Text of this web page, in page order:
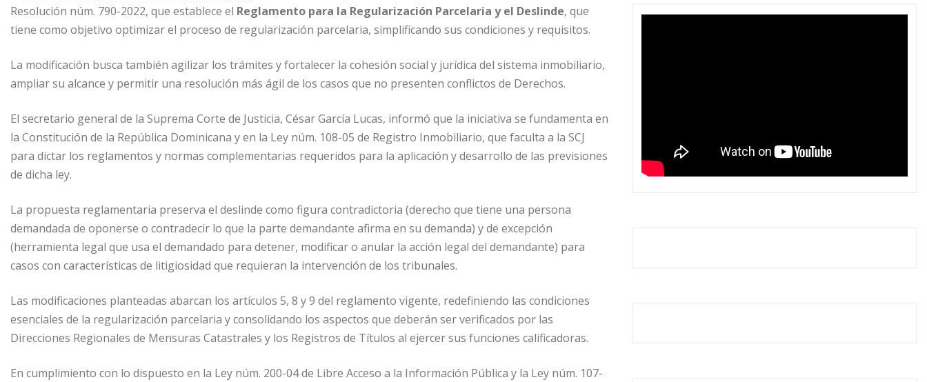
k
d
I
n
s
A
p
p
s
e
n
g
r
o
m
p
a
t
r
Resolución núm. 790-2022, que establece el Reglamento para la Regularización Parcelaria y el Deslinde, que
tiene como objetivo optimizar el proceso de regularización parcelaria, simplificando sus condiciones y requisitos.
La modificación busca también agilizar los trámites y fortalecer la cohesión social y jurídica del sistema inmobiliario,
ampliar su alcance y permitir una resolución más ágil de los casos que no presenten conflictos de Derechos.
El secretario general de la Suprema Corte de Justicia, César García Lucas, informó que la iniciativa se fundamenta en
la Constitución de la República Dominicana y en la Ley núm. 108-05 de Registro Inmobiliario, que faculta a la SCJ
para dictar los reglamentos y normas complementarias requeridos para la aplicación y desarrollo de las previsiones
de dicha ley.
La propuesta reglamentaria preserva el deslinde como figura contradictoria (derecho que tiene una persona
demandada de oponerse o contradecir lo que la parte demandante afirma en su demanda) y de excepción
(herramienta legal que usa el demandado para detener, modificar o anular la acción legal del demandante) para
casos con características de litigiosidad que requieran la intervención de los tribunales.
Las modificaciones planteadas abarcan los artículos 5, 8 y 9 del reglamento vigente, redefiniendo las condiciones
esenciales de la regularización parcelaria y consolidando los aspectos que deberán ser verificados por las
Direcciones Regionales de Mensuras Catastrales y los Registros de Títulos al ejercer sus funciones calificadoras.
En cumplimiento con lo dispuesto en la Ley núm. 200-04 de Libre Acceso a la Información Pública y la Ley núm. 107-